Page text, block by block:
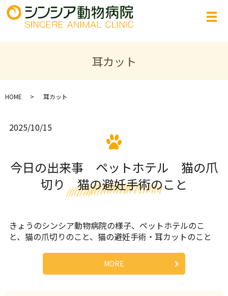
耳カット
HOME 耳カット
2025/10/15
今日の出来事 ペットホテル 猫の爪
切り 猫の避妊手術のこと
きょうのシンシア動物病院の様子、ペットホテルのこ
と、猫の爪切りのこと、猫の避妊手術・耳カットのこと
MORE